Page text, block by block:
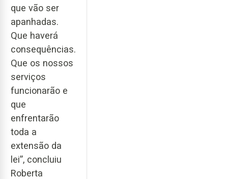
que vão ser
apanhadas.
Que haverá
consequências.
Que os nossos
serviços
funcionarão e
que
enfrentarão
toda a
extensão da
lei”, concluiu
Roberta